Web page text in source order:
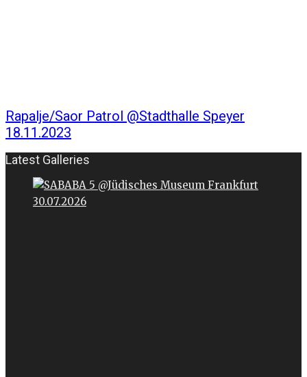
Rapalje/Saor Patrol @Stadthalle Speyer
18.11.2023
Latest Galleries